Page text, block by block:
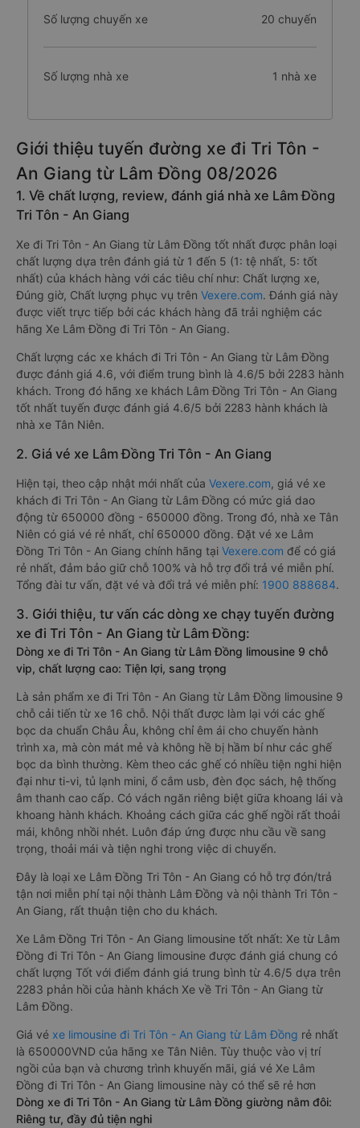
Số lượng chuyến xe 20 chuyến
Số lượng nhà xe 1 nhà xe
Giới thiệu tuyến đường xe đi Tri Tôn -
An Giang từ Lâm Đồng 08/2026
1. Về chất lượng, review, đánh giá nhà xe Lâm Đồng
Tri Tôn - An Giang
Xe đi Tri Tôn - An Giang từ Lâm Đồng tốt nhất được phân loại
chất lượng dựa trên đánh giá từ 1 đến 5 (1: tệ nhất, 5: tốt
nhất) của khách hàng với các tiêu chí như: Chất lượng xe,
Đúng giờ, Chất lượng phục vụ trên Vexere.com. Đánh giá này
được viết trực tiếp bởi các khách hàng đã trải nghiệm các
hãng Xe Lâm Đồng đi Tri Tôn - An Giang.
Chất lượng các xe khách đi Tri Tôn - An Giang từ Lâm Đồng
được đánh giá 4.6, với điểm trung bình là 4.6/5 bởi 2283 hành
khách. Trong đó hãng xe khách Lâm Đồng Tri Tôn - An Giang
tốt nhất tuyến được đánh giá 4.6/5 bởi 2283 hành khách là
nhà xe Tân Niên.
2. Giá vé xe Lâm Đồng Tri Tôn - An Giang
Hiện tại, theo cập nhật mới nhất của Vexere.com, giá vé xe
khách đi Tri Tôn - An Giang từ Lâm Đồng có mức giá dao
động từ 650000 đồng - 650000 đồng. Trong đó, nhà xe Tân
Niên có giá vé rẻ nhất, chỉ 650000 đồng. Đặt vé xe Lâm
Đồng Tri Tôn - An Giang chính hãng tại Vexere.com để có giá
rẻ nhất, đảm bảo giữ chỗ 100% và hỗ trợ đổi trả vé miễn phí.
Tổng đài tư vấn, đặt vé và đổi trả vé miễn phí: 1900 888684.
3. Giới thiệu, tư vấn các dòng xe chạy tuyến đường
xe đi Tri Tôn - An Giang từ Lâm Đồng:
Dòng xe đi Tri Tôn - An Giang từ Lâm Đồng limousine 9 chỗ
vip, chất lượng cao: Tiện lợi, sang trọng
Là sản phẩm xe đi Tri Tôn - An Giang từ Lâm Đồng limousine 9
chỗ cải tiến từ xe 16 chỗ. Nội thất được làm lại với các ghế
bọc da chuẩn Châu Âu, không chỉ êm ái cho chuyến hành
trình xa, mà còn mát mẻ và không hề bị hầm bí như các ghế
bọc da bình thường. Kèm theo các ghế có nhiều tiện nghi hiện
đại như ti-vi, tủ lạnh mini, ổ cắm usb, đèn đọc sách, hệ thống
âm thanh cao cấp. Có vách ngăn riêng biệt giữa khoang lái và
khoang hành khách. Khoảng cách giữa các ghế ngồi rất thoải
mái, không nhồi nhét. Luôn đáp ứng được nhu cầu về sang
trọng, thoải mái và tiện nghi trong việc di chuyển.
Đây là loại xe Lâm Đồng Tri Tôn - An Giang có hỗ trợ đón/trả
tận nơi miễn phí tại nội thành Lâm Đồng và nội thành Tri Tôn -
An Giang, rất thuận tiện cho du khách.
Xe Lâm Đồng Tri Tôn - An Giang limousine tốt nhất: Xe từ Lâm
Đồng đi Tri Tôn - An Giang limousine được đánh giá chung có
chất lượng Tốt với điểm đánh giá trung bình từ 4.6/5 dựa trên
2283 phản hồi của hành khách Xe về Tri Tôn - An Giang từ
Lâm Đồng.
Giá vé xe limousine đi Tri Tôn - An Giang từ Lâm Đồng rẻ nhất
là 650000VND của hãng xe Tân Niên. Tùy thuộc vào vị trí
ngồi của bạn và chương trình khuyến mãi, giá vé Xe Lâm
Đồng đi Tri Tôn - An Giang limousine này có thể sẽ rẻ hơn
Dòng xe đi Tri Tôn - An Giang từ Lâm Đồng giường nằm đôi:
Riêng tư, đầy đủ tiện nghi